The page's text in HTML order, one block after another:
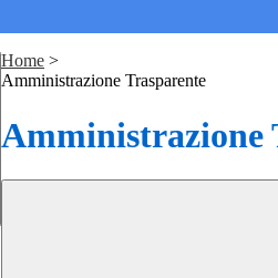
Home >
Amministrazione Trasparente
Amministrazione